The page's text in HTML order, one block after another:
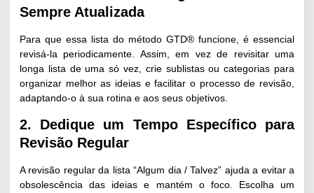
Sempre Atualizada
Para que essa lista do método GTD® funcione, é essencial
revisá-la periodicamente. Assim, em vez de revisitar uma
longa lista de uma só vez, crie sublistas ou categorias para
organizar melhor as ideias e facilitar o processo de revisão,
adaptando-o à sua rotina e aos seus objetivos.
2. Dedique um Tempo Específico para
Revisão Regular
A revisão regular da lista “Algum dia / Talvez” ajuda a evitar a
obsolescência das ideias e mantém o foco. Escolha um